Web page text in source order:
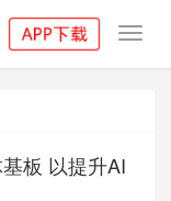
板 以提升AI